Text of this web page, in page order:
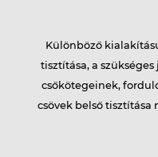
Karrier
Különböző
tisztítása, a
csőkötegeinek,
csövek belső tisztítása